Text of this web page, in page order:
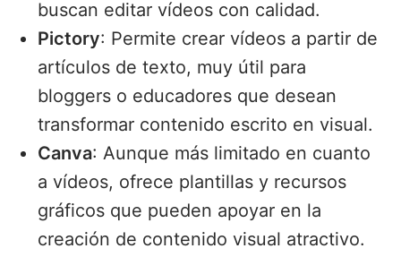
buscan editar vídeos con calidad.
Pictory: Permite crear vídeos a partir de
artículos de texto, muy útil para
bloggers o educadores que desean
transformar contenido escrito en visual.
Canva: Aunque más limitado en cuanto
a vídeos, ofrece plantillas y recursos
gráficos que pueden apoyar en la
creación de contenido visual atractivo.